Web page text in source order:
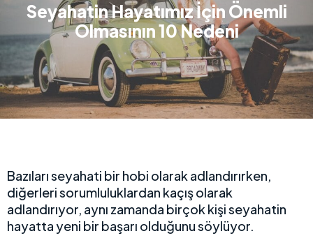
Seyahatin Hayatımız İçin Önemli
Olmasının 10 Nedeni
Bazıları seyahati bir hobi olarak adlandırırken,
diğerleri sorumluluklardan kaçış olarak
adlandırıyor, aynı zamanda birçok kişi seyahatin
hayatta yeni bir başarı olduğunu söylüyor.